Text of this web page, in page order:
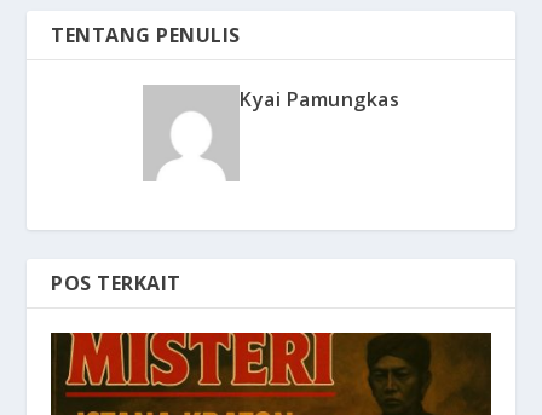
TENTANG PENULIS
Kyai Pamungkas
POS TERKAIT